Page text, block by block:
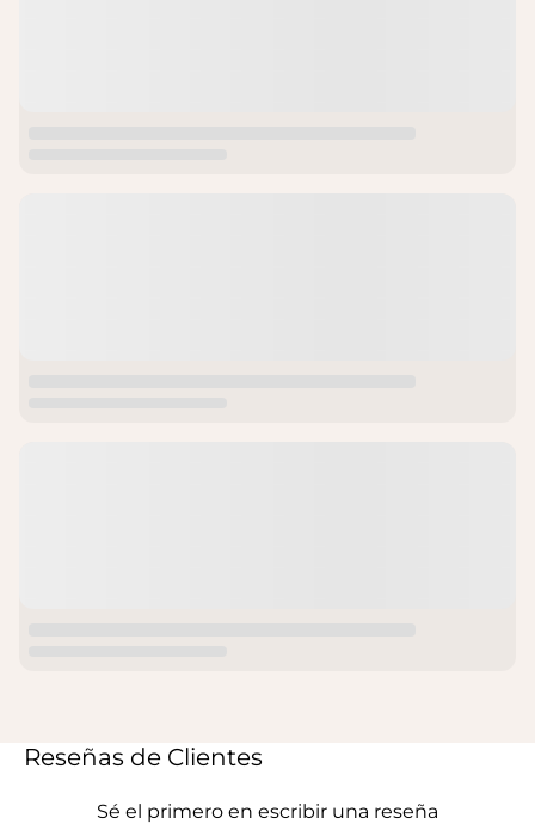
Reseñas de Clientes
Sé el primero en escribir una reseña